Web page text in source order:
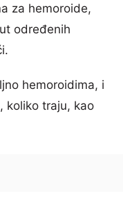
za hemoroide,
određenih
hemoroidima, i
koliko traju, kao